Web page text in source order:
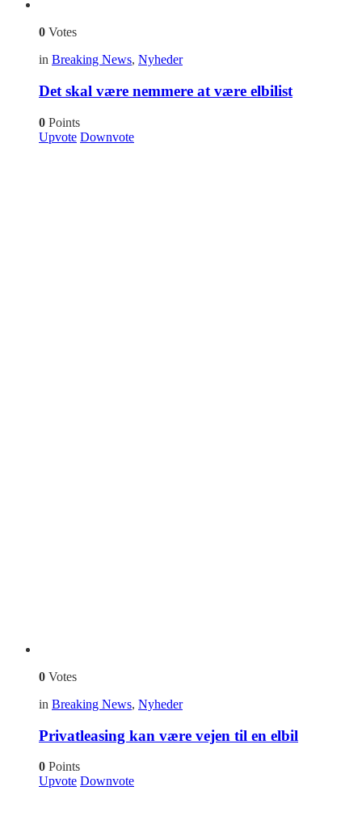
0 Votes
in Breaking News, Nyheder
Det skal være nemmere at være elbilist
0 Points
Upvote Downvote
0 Votes
in Breaking News, Nyheder
Privatleasing kan være vejen til en elbil
0 Points
Upvote Downvote